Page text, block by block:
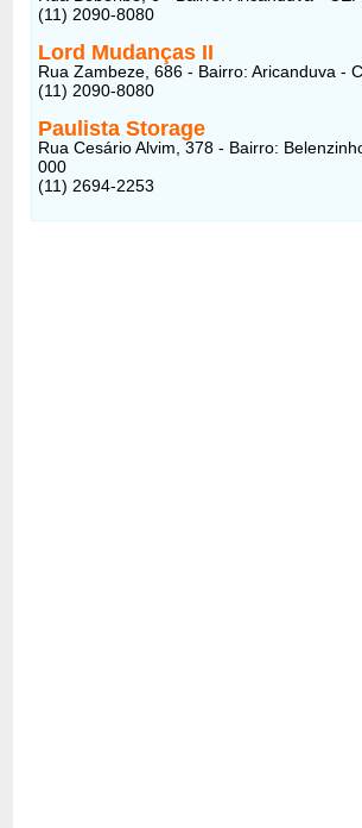
(11) 2090-8080
Lord Mudanças II
Rua Zambeze, 686 - Bairro: Aricanduva -
(11) 2090-8080
Paulista Storage
Rua Cesário Alvim, 378 - Bairro:
000
(11) 2694-2253